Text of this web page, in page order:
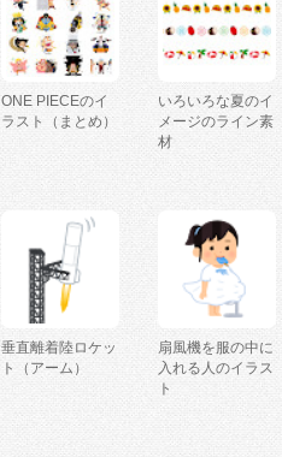
ONE PIECEのイ
ラスト（まとめ）
いろいろな夏のイ
メージのライン素
材
垂直離着陸ロケッ
ト（アーム）
扇風機を服の中に
入れる人のイラス
ト